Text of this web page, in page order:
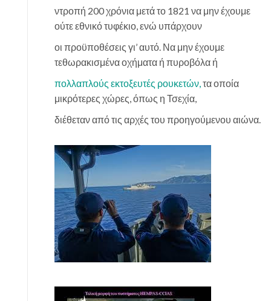
ντροπή 200 χρόνια μετά το 1821 να μην έχουμε
ούτε εθνικό τυφέκιο, ενώ υπάρχουν
οι προϋποθέσεις γι’ αυτό. Να μην έχουμε
τεθωρακισμένα οχήματα ή πυροβόλα ή
πολλαπλούς εκτοξευτές ρουκετών,τα οποία
μικρότερες χώρες, όπως η Τσεχία,
διέθεταν από τις αρχές του προηγούμενου αιώνα.